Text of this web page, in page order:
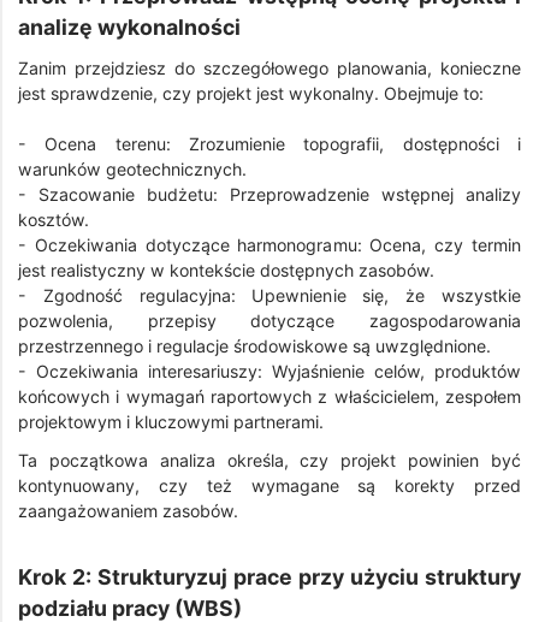
analizę wykonalności
Zanim przejdziesz do szczegółowego planowania, konieczne
jest sprawdzenie, czy projekt jest wykonalny. Obejmuje to:
- Ocena terenu: Zrozumienie topografii, dostępności i
warunków geotechnicznych.
- Szacowanie budżetu: Przeprowadzenie wstępnej analizy
kosztów.
- Oczekiwania dotyczące harmonogramu: Ocena, czy termin
jest realistyczny w kontekście dostępnych zasobów.
- Zgodność regulacyjna: Upewnienie się, że wszystkie
pozwolenia, przepisy dotyczące zagospodarowania
przestrzennego i regulacje środowiskowe są uwzględnione.
- Oczekiwania interesariuszy: Wyjaśnienie celów, produktów
końcowych i wymagań raportowych z właścicielem, zespołem
projektowym i kluczowymi partnerami.
Ta początkowa analiza określa, czy projekt powinien być
kontynuowany, czy też wymagane są korekty przed
zaangażowaniem zasobów.
Krok 2: Strukturyzuj prace przy użyciu struktury
podziału pracy (WBS)